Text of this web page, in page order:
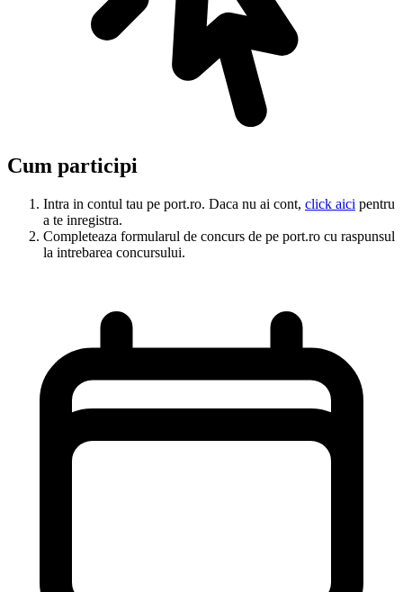
Cum participi
Intra in contul tau pe port.ro. Daca nu ai cont, click aici pentru
a te inregistra.
Completeaza formularul de concurs de pe port.ro cu raspunsul
la intrebarea concursului.